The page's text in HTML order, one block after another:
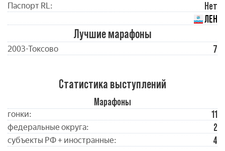
Паспорт RL:
Нет
ЛЕН
Лучшие марафоны
2003-Токсово 7
Статистика выступлений
Марафоны
гонки: 11
федеральные округа: 2
субъекты РФ + иностранные: 4